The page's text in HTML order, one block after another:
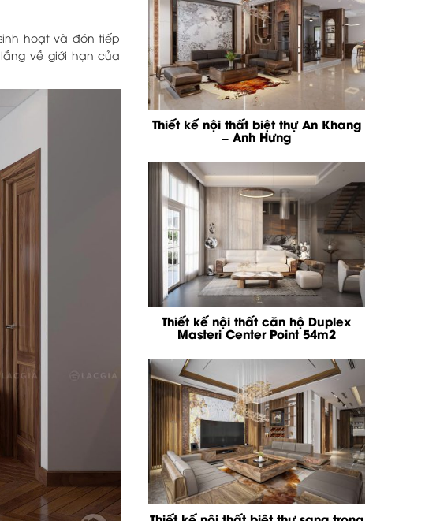
hoạt và đón tiếp
về giới hạn của
Thiết kế nội thất biệt thự An Khang
– Anh Hưng
Thiết kế nội thất căn hộ Duplex
Masteri Center Point 54m2